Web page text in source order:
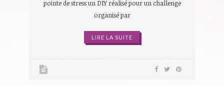
pointe de stress un DIY réalisé pour un challenge
organisé par
LIRE LA SUITE